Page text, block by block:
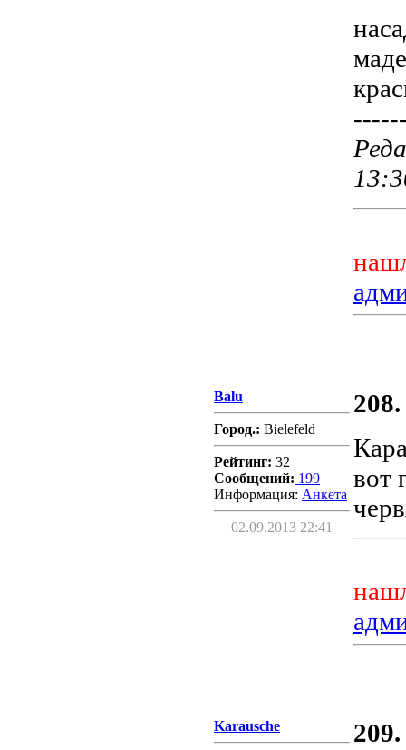
Balu
Город.: Bielefeld
Рейтинг: 32
Сообщений: 199
Информация: Aнкета
02.09.2013 22:41
208.
вот
Karausche
209.